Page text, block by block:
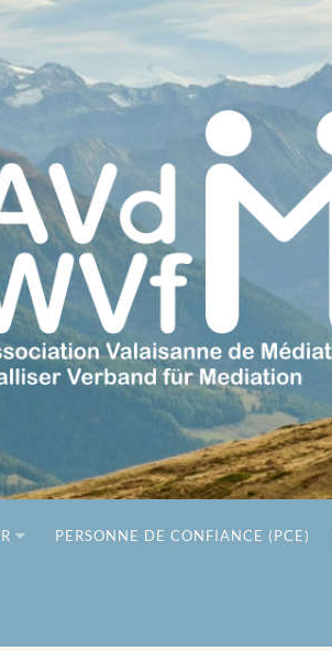
Association
Valaisanne
de
Médiation
PERSONNE DE CONFIANCE (PCE)